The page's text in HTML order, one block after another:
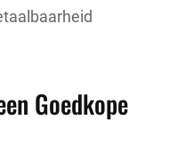
Goedkope